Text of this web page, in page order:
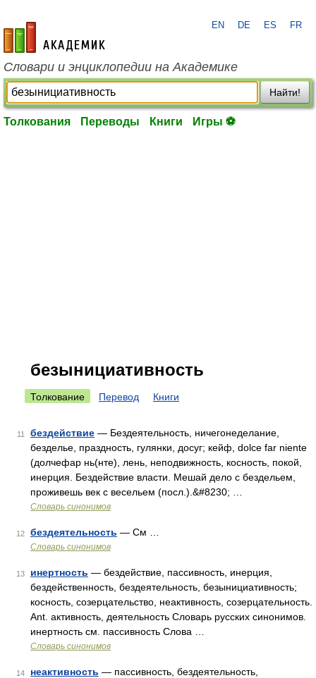
academic.ru
EN DE ES FR
Словари и энциклопедии на Академике
Найти!
Толкования Переводы Книги Игры ⚽
безынициативность
Толкование Перевод Книги
11 бездействие — Бездеятельность, ничегонеделание,
безделье, праздность, гулянки, досуг; кейф, dolce far niente
(долчефар нь(нте), лень, неподвижность, косность, покой,
инерция. Бездействие власти. Мешай дело с бездельем,
проживешь век с весельем (посл.).&#8230; …
Словарь синонимов
12 бездеятельность — См …
Словарь синонимов
13 инертность — бездействие, пассивность, инерция,
бездейственность, бездеятельность, безынициативность;
косность, созерцательство, неактивность, созерцательность.
Ant. активность, деятельность Словарь русских синонимов.
инертность см. пассивность Слова …
Словарь синонимов
14 неактивность — пассивность, бездеятельность,